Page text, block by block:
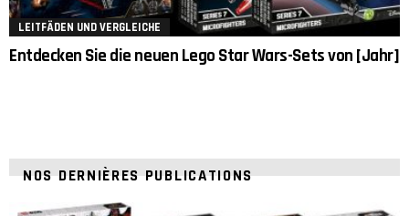
LEITFÄDEN UND VERGLEICHE
Entdecken Sie die neuen Lego Star Wars-Sets von [Jahr]
NOS DERNIÈRES PUBLICATIONS